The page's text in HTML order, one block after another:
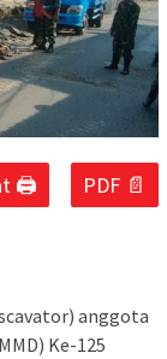
🖨 PDF 📄
anggota
Ke-125